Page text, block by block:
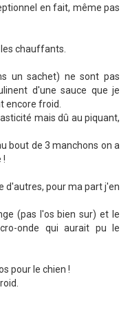
en fait, même pas
chauffants.
un sachet) ne sont pas
d'une sauce que je
encore froid.
mais dû au piquant,
bout de 3 manchons on a
!
d'autres, pour ma part j'en
(pas l'os bien sur) et le
onde qui aurait pu le
pour le chien !